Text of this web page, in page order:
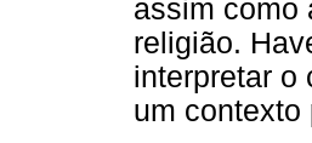
assim como
religião.
interpretar o
um contexto